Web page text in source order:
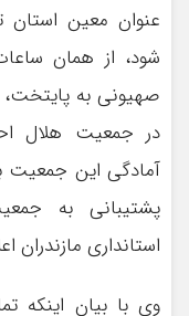
عنوان معین
شود، از همان
صهیونی به
در جمعیت هلال
آمادگی این جمعیت
پشتیبانی به
استانداری مازندران
وی با بیان اینکه